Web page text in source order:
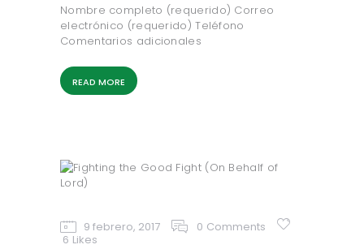
Nombre completo (requerido) Correo
electrónico (requerido) Teléfono
Comentarios adicionales
READ MORE
9 febrero, 2017 0 Comments
6 Likes